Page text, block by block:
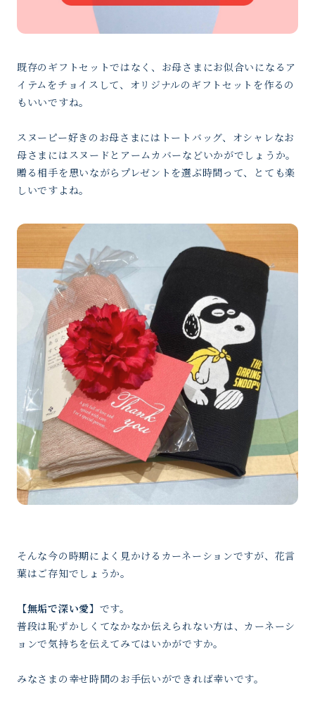
既存のギフトセットではなく、お母さまにお似合いになるア
イテムをチョイスして、オリジナルのギフトセットを作るの
もいいですね。
スヌーピー好きのお母さまにはトートバッグ、オシャレなお
母さまにはスヌードとアームカバーなどいかがでしょうか。
贈る相手を思いながらプレゼントを選ぶ時間って、とても楽
しいですよね。
そんな今の時期によく見かけるカーネーションですが、花言
葉はご存知でしょうか。
【無垢で深い愛】 です。
普段は恥ずかしくてなかなか伝えられない方は、カーネーシ
ョンで気持ちを伝えてみてはいかがですか。
みなさまの幸せ時間のお手伝いができれば幸いです。